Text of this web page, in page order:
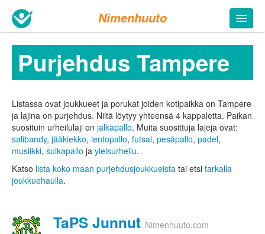
Nimenhuuto
Purjehdus Tampere
Listassa ovat joukkueet ja porukat joiden kotipaikka on Tampere
ja lajina on purjehdus. Niitä löytyy yhteensä 4 kappaletta. Paikan
suosituin urheilulaji on jalkapallo. Muita suosittuja lajeja ovat:
salibandy, jääkiekko, lentopallo, futsal, pesäpallo, padel,
musiikki, sulkapallo ja yleisurheilu.
Katso lista koko maan purjehdusjoukkueista tai etsi tarkalla
joukkuehaulla.
TaPS Junnut Nimenhuuto.com